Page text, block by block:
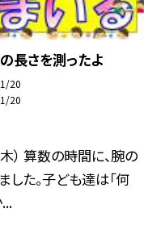
長さを測ったよ
20
20
木） 算数の時間に、腕の
した。子ども達は「何